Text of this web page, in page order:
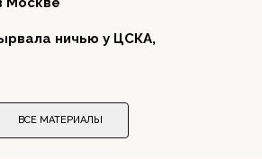
ничью у ЦСКА,
ВСЕ МАТЕРИАЛЫ